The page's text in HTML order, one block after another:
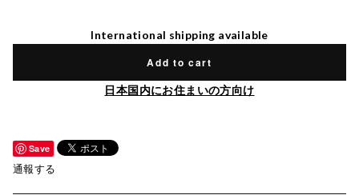
International shipping available
Add to cart
日本国内にお住まいの方向け
Save
通報する